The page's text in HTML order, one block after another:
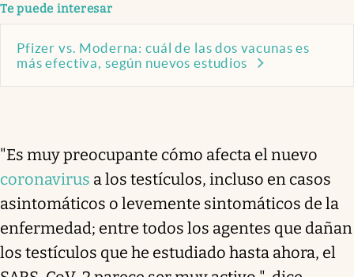
Te puede interesar
Pfizer vs. Moderna: cuál de las dos vacunas es
más efectiva, según nuevos estudios
"Es muy preocupante cómo afecta el nuevo
coronavirus a los testículos, incluso en casos
asintomáticos o levemente sintomáticos de la
enfermedad; entre todos los agentes que dañan
los testículos que he estudiado hasta ahora, el